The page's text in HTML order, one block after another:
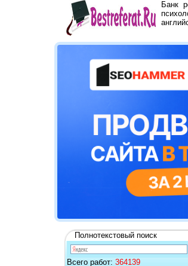
Банк
Полнотекстовый поиск
Всего работ: 364139